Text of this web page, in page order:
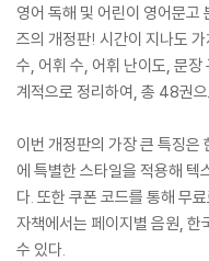
영어 독해 및 어린이 영어문고
즈의 개정판! 시간이 지나도
수, 어휘 수, 어휘 난이도, 문
계적으로 정리하여, 총 48권으
이번 개정판의 가장 큰 특징은
에 특별한 스타일을 적용해 텍
다. 또한 쿠폰 코드를 통해 무
자책에서는 페이지별 음원, 한
수 있다.